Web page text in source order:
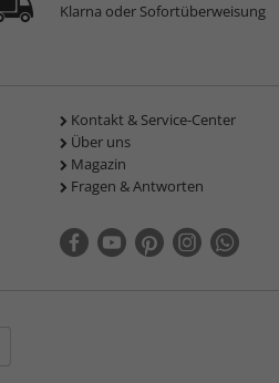
Klarna oder Sofortüberweisung
Kontakt & Service-Center
Über uns
Magazin
Fragen & Antworten